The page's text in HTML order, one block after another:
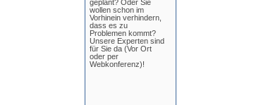
geplant? Oder Sie
wollen schon im
Vorhinein verhindern,
dass es zu
Problemen kommt?
Unsere Experten sind
für Sie da (Vor Ort
oder per
Webkonferenz)!